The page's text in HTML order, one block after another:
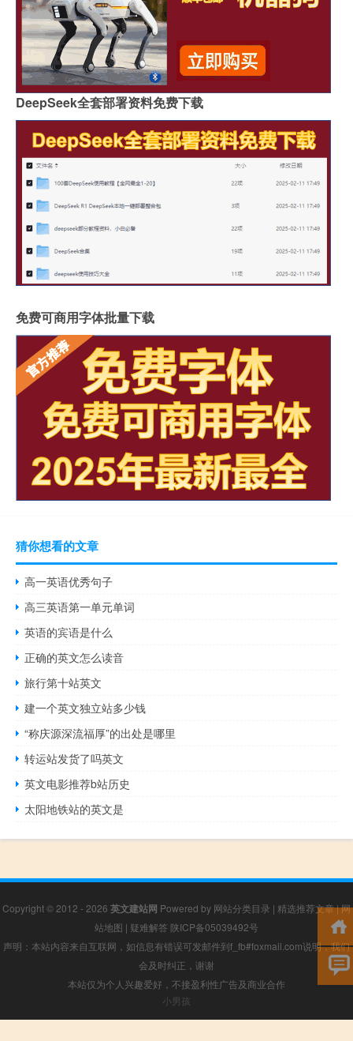
DeepSeek全套部署资料免费下载
免费可商用字体批量下载
猜你想看的文章
高一英语优秀句子
高三英语第一单元单词
英语的宾语是什么
正确的英文怎么读音
旅行第十站英文
建一个英文独立站多少钱
“称庆源深流福厚”的出处是哪里
转运站发货了吗英文
英文电影推荐b站历史
太阳地铁站的英文是
Copyright © 2012 - 2026 英文建站网 Powered by 网站分类目录 | 精选推荐文章|网
站地图 | 疑难解答 陕ICP备05039492号
声明：本站内容来自互联网，如信息有错误可发邮件到f_fb#foxmail.com说明，我们
会及时纠正，谢谢
本站仅为个人兴趣爱好，不接盈利性广告及商业合作
小男孩